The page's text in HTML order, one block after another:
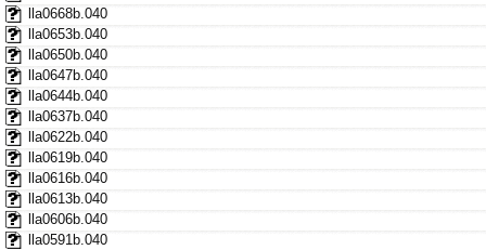
lla0668b.040
lla0653b.040
lla0650b.040
lla0647b.040
lla0644b.040
lla0637b.040
lla0622b.040
lla0619b.040
lla0616b.040
lla0613b.040
lla0606b.040
lla0591b.040